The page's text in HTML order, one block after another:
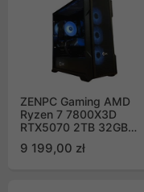
ZENPC Gaming AMD
Ryzen 7 7800X3D
RTX5070 2TB 32GB
9 199,00 zł